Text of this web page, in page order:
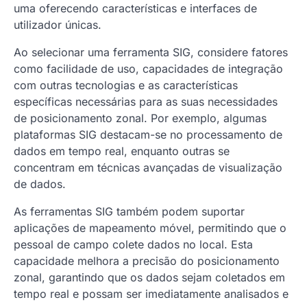
uma oferecendo características e interfaces de
utilizador únicas.
Ao selecionar uma ferramenta SIG, considere fatores
como facilidade de uso, capacidades de integração
com outras tecnologias e as características
específicas necessárias para as suas necessidades
de posicionamento zonal. Por exemplo, algumas
plataformas SIG destacam-se no processamento de
dados em tempo real, enquanto outras se
concentram em técnicas avançadas de visualização
de dados.
As ferramentas SIG também podem suportar
aplicações de mapeamento móvel, permitindo que o
pessoal de campo colete dados no local. Esta
capacidade melhora a precisão do posicionamento
zonal, garantindo que os dados sejam coletados em
tempo real e possam ser imediatamente analisados e